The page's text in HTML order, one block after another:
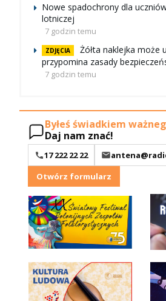
Nowe spadochrony dla
lotniczej
7 godzin temu
ZDJĘCIA
Żółta naklejka może
przypomina zasady
7 godzin temu
Byłeś świadkiem
Daj nam znać!
17 222 22 22
Otwórz formularz